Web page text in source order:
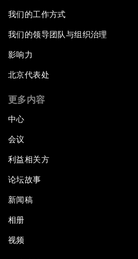
我们的工作方式
我们的领导团队与组织治理
影响力
北京代表处
更多内容
中心
会议
利益相关方
论坛故事
新闻稿
相册
视频